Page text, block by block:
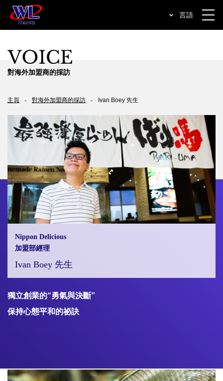
言語
對海外加盟商的採訪
主頁 對海外加盟商的採訪 Ivan Boey 先生
Nippon Delicious
加盟部經理
Ivan Boey 先生
獨立創業的“勇氣與決斷”
保持心態平和的祕訣